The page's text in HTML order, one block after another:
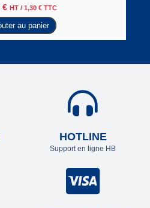
€ HT / 1,30 € TTC
au panier
HOTLINE
Support en ligne HB